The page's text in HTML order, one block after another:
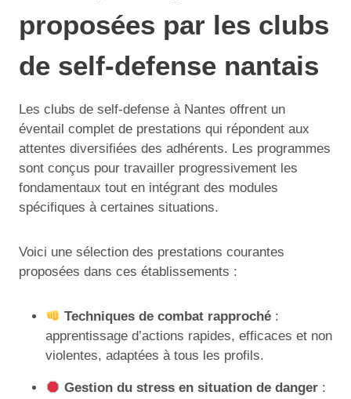
proposées par les clubs
de self-defense nantais
Les clubs de self-defense à Nantes offrent un
éventail complet de prestations qui répondent aux
attentes diversifiées des adhérents. Les programmes
sont conçus pour travailler progressivement les
fondamentaux tout en intégrant des modules
spécifiques à certaines situations.
Voici une sélection des prestations courantes
proposées dans ces établissements :
Techniques de combat rapproché :
apprentissage d’actions rapides, efficaces et non
violentes, adaptées à tous les profils.
Gestion du stress en situation de danger :